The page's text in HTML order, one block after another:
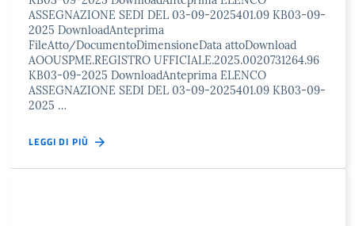
ASSEGNAZIONE SEDI DEL 03-09-2025401.09 KB03-09-
2025 DownloadAnteprima
FileAtto/DocumentoDimensioneData attoDownload
AOOUSPME.REGISTRO UFFICIALE.2025.0020731264.96
KB03-09-2025 DownloadAnteprima ELENCO
ASSEGNAZIONE SEDI DEL 03-09-2025401.09 KB03-09-
2025 …
LEGGI DI PIÙ